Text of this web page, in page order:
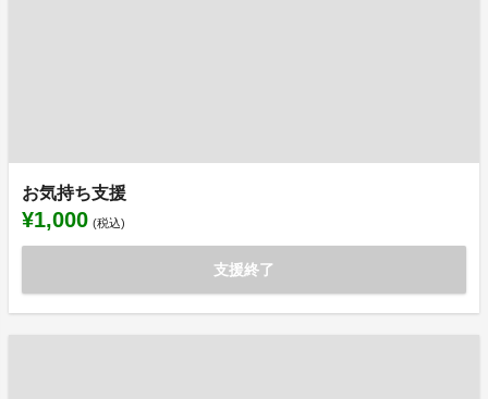
お気持ち支援
¥1,000 (税込)
支援終了